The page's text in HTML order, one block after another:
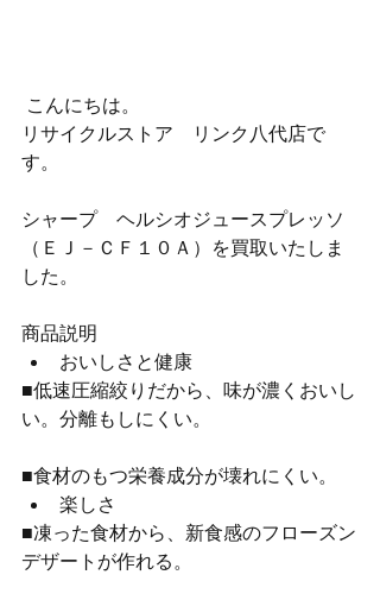
こんにちは。
リサイクルストア　リンク八代店で
す。
シャープ　ヘルシオジュースプレッソ
（ＥＪ－ＣＦ１０Ａ）を買取いたしま
した。
商品説明
おいしさと健康
■低速圧縮絞りだから、味が濃くおいし
い。分離もしにくい。
■食材のもつ栄養成分が壊れにくい。
楽しさ
■凍った食材から、新食感のフローズン
デザートが作れる。